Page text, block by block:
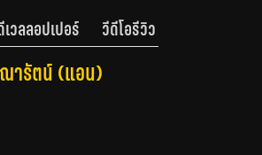
เวลลอปเปอร์ วีดีโอรีวิว
ารัตน์ (แอน)